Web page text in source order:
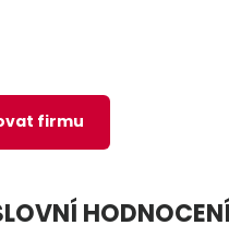
firmu
HODNOCENÍ